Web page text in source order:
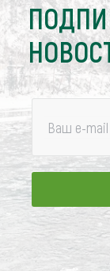
Ваш e-mail